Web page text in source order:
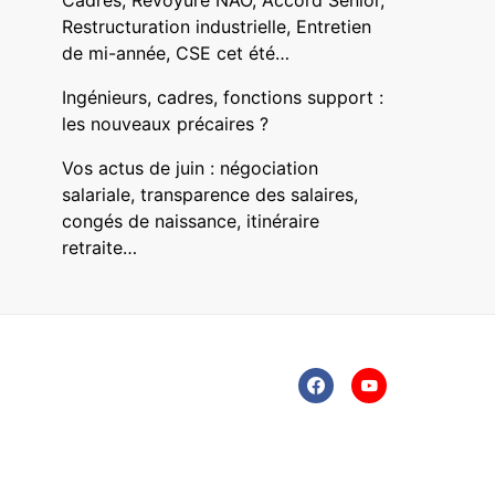
Restructuration industrielle, Entretien
de mi-année, CSE cet été…
Ingénieurs, cadres, fonctions support :
les nouveaux précaires ?
Vos actus de juin : négociation
salariale, transparence des salaires,
congés de naissance, itinéraire
retraite…